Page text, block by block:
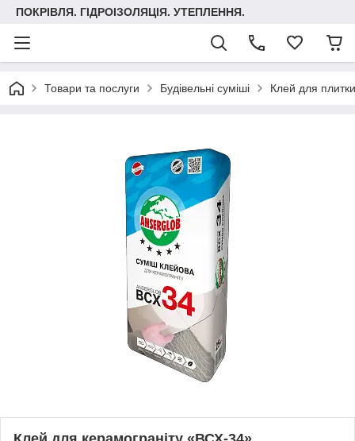
ПОКРІВЛЯ. ГІДРОІЗОЛЯЦІЯ. УТЕПЛЕННЯ.
Товари та послуги Будівельні суміші Клей для плитки